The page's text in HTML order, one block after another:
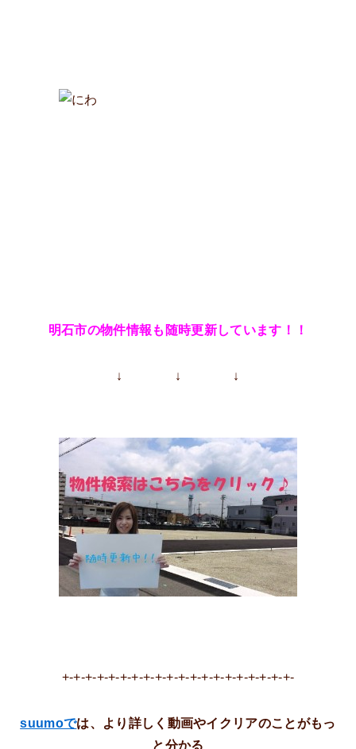
明石市の物件情報も随時更新しています！！
↓ ↓ ↓
+-+-+-+-+-+-+-+-+-+-+-+-+-+-+-+-+-+-+-+-
suumoでは、より詳しく動画やイクリアのことがもっ
と分かる